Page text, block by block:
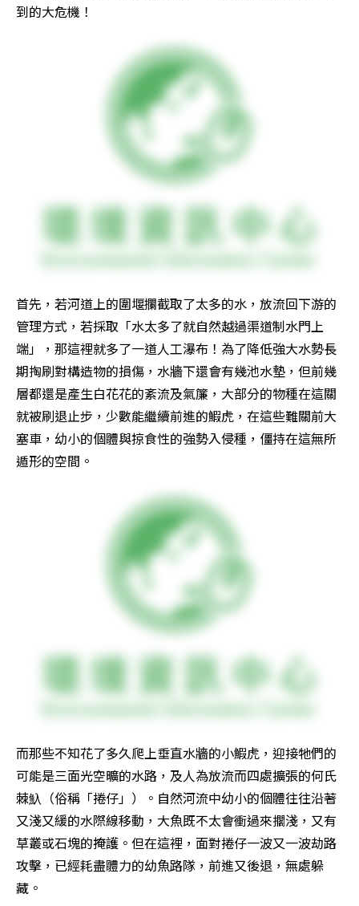
到的大危機！
首先，若河道上的圍堰攔截取了太多的水，放流回下游的
管理方式，若採取「水太多了就自然越過渠道制水門上
端」，那這裡就多了一道人工瀑布！為了降低強大水勢長
期掏刷對構造物的損傷，水牆下還會有幾池水墊，但前幾
層都還是產生白花花的紊流及氣簾，大部分的物種在這關
就被刷退止步，少數能繼續前進的鰕虎，在這些難關前大
塞車，幼小的個體與掠食性的強勢入侵種，僵持在這無所
遁形的空間。
而那些不知花了多久爬上垂直水牆的小鰕虎，迎接牠們的
可能是三面光空曠的水路，及人為放流而四處擴張的何氏
棘魞（俗稱「捲仔」）。自然河流中幼小的個體往往沿著
又淺又緩的水際線移動，大魚既不太會衝過來擱淺，又有
草叢或石塊的掩護。但在這裡，面對捲仔一波又一波劫路
攻擊，已經耗盡體力的幼魚路隊，前進又後退，無處躲
藏。